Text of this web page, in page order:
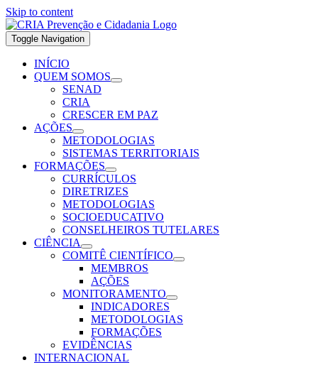
Skip to content
Toggle Navigation
INÍCIO
QUEM SOMOS
SENAD
CRIA
CRESCER EM PAZ
AÇÕES
METODOLOGIAS
SISTEMAS TERRITORIAIS
FORMAÇÕES
CURRÍCULOS
DIRETRIZES
METODOLOGIAS
SOCIOEDUCATIVO
CONSELHEIROS TUTELARES
CIÊNCIA
COMITÊ CIENTÍFICO
MEMBROS
AÇÕES
MONITORAMENTO
INDICADORES
METODOLOGIAS
FORMAÇÕES
EVIDÊNCIAS
INTERNACIONAL